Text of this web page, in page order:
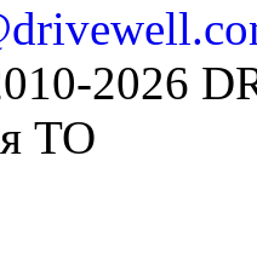
2026
ТО